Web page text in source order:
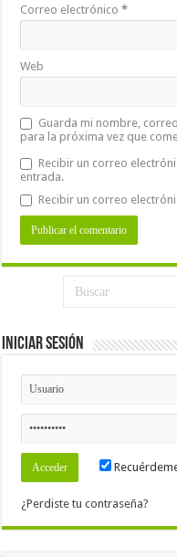
Correo electrónico*
Web
Guarda mi nombre,
para la próxima vez que
Recibir un correo
entrada.
Recibir un correo
Iniciar Sesión
¿Perdiste tu contraseña?